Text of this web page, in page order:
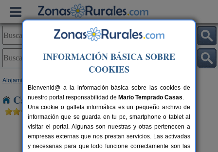
Alojamientos
Casas Rurales cerca de Pontepedra
INFORMACIÓN BÁSICA SOBRE
COOKIES
Bienvenid@ a la información básica sobre las cookies de
nuestro portal responsabilidad de Mario Temprado Casas.
Una cookie o galleta informática es un pequeño archivo de
información que se guarda en tu pc, smartphone o tablet al
visitar el portal. Algunas son nuestras y otras pertenecen a
empresas externas que nos prestan servicios. Las activadas
y necesarias para que todo funcione correctamente son las